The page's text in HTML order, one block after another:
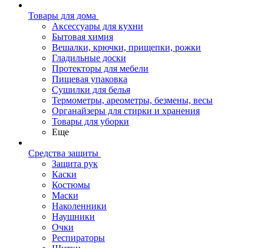
Товары для дома
Аксессуары для кухни
Бытовая химия
Вешалки, крючки, прищепки, рожки
Гладильные доски
Протекторы для мебели
Пищевая упаковка
Сушилки для белья
Термометры, ареометры, безмены, весы
Органайзеры для стирки и хранения
Товары для уборки
Еще
Средства защиты
Защита рук
Каски
Костюмы
Маски
Наколенники
Наушники
Очки
Респираторы